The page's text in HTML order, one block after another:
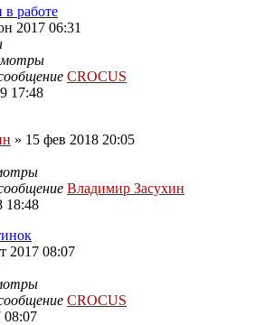
в работе
2017 06:31
CROCUS
17:48
» 15 фев 2018 20:05
Владимир Засухин
18:48
2017 08:07
CROCUS
08:07